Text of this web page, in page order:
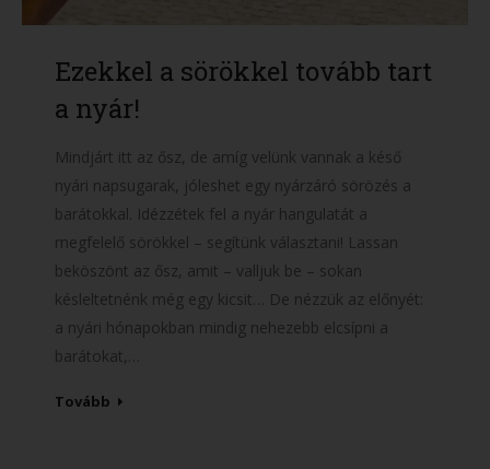
Ezekkel a sörökkel tovább tart
a nyár!
Mindjárt itt az ősz, de amíg velünk vannak a késő
nyári napsugarak, jóleshet egy nyárzáró sörözés a
barátokkal. Idézzétek fel a nyár hangulatát a
megfelelő sörökkel – segítünk választani! Lassan
beköszönt az ősz, amit – valljuk be – sokan
késleltetnénk még egy kicsit… De nézzük az előnyét:
a nyári hónapokban mindig nehezebb elcsípni a
barátokat,…
Tovább